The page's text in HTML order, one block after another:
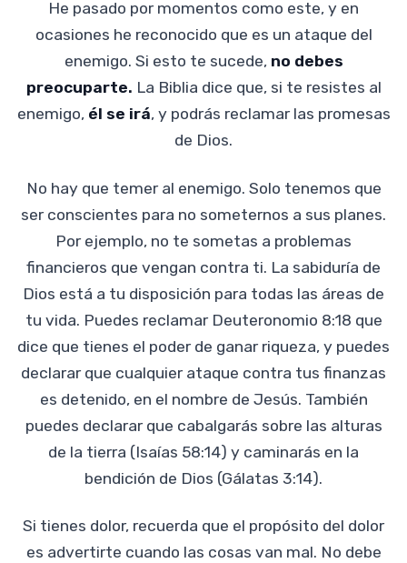
He pasado por momentos como este, y en
ocasiones he reconocido que es un ataque del
enemigo. Si esto te sucede, no debes
preocuparte. La Biblia dice que, si te resistes al
enemigo, él se irá, y podrás reclamar las promesas
de Dios.
No hay que temer al enemigo. Solo tenemos que
ser conscientes para no someternos a sus planes.
Por ejemplo, no te sometas a problemas
financieros que vengan contra ti. La sabiduría de
Dios está a tu disposición para todas las áreas de
tu vida. Puedes reclamar Deuteronomio 8:18 que
dice que tienes el poder de ganar riqueza, y puedes
declarar que cualquier ataque contra tus finanzas
es detenido, en el nombre de Jesús. También
puedes declarar que cabalgarás sobre las alturas
de la tierra (Isaías 58:14) y caminarás en la
bendición de Dios (Gálatas 3:14).
Si tienes dolor, recuerda que el propósito del dolor
es advertirte cuando las cosas van mal. No debe